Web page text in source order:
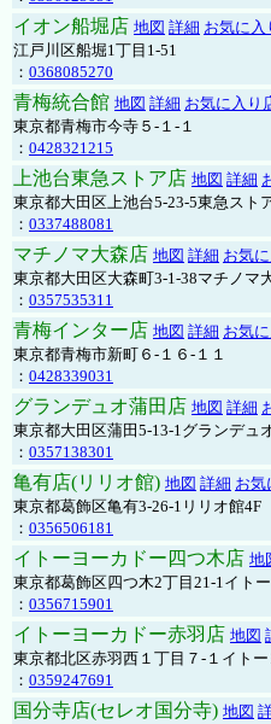
イオン船堀店 地図 詳細 お気に入
江戸川区船堀1丁目1-51
： 0368085270
青梅統合館 地図 詳細 お気に入り
東京都青梅市今寺５-１-１
： 0428321215
上池台東急ストア店 地図 詳細
東京都大田区上池台5-23-5東急スト
： 0337488081
マチノマ大森店 地図 詳細 お気
東京都大田区大森町3-1-38マチノマ
： 0357535311
青梅インター店 地図 詳細 お気
東京都青梅市新町６-１６-１１
： 0428339031
グランデュオ蒲田店 地図 詳細
東京都大田区蒲田5-13-1グランデュ
： 0357138301
亀有店(リリオ館) 地図 詳細 お気
東京都葛飾区亀有3-26-1リリオ館4F
： 0356506181
イトーヨーカドー四つ木店 地
東京都葛飾区四つ木2丁目21-1イト
： 0356715901
イトーヨーカドー赤羽店 地図
東京都北区赤羽西１丁目７-１イト
： 0359247691
国分寺店(セレオ国分寺) 地図